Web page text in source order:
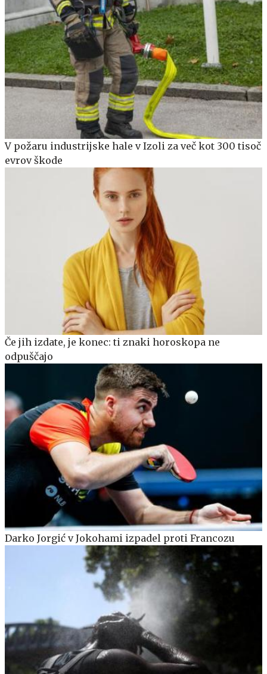
V požaru industrijske hale v Izoli za več kot 300 tisoč
evrov škode
Če jih izdate, je konec: ti znaki horoskopa ne
odpuščajo
Darko Jorgić v Jokohami izpadel proti Francozu